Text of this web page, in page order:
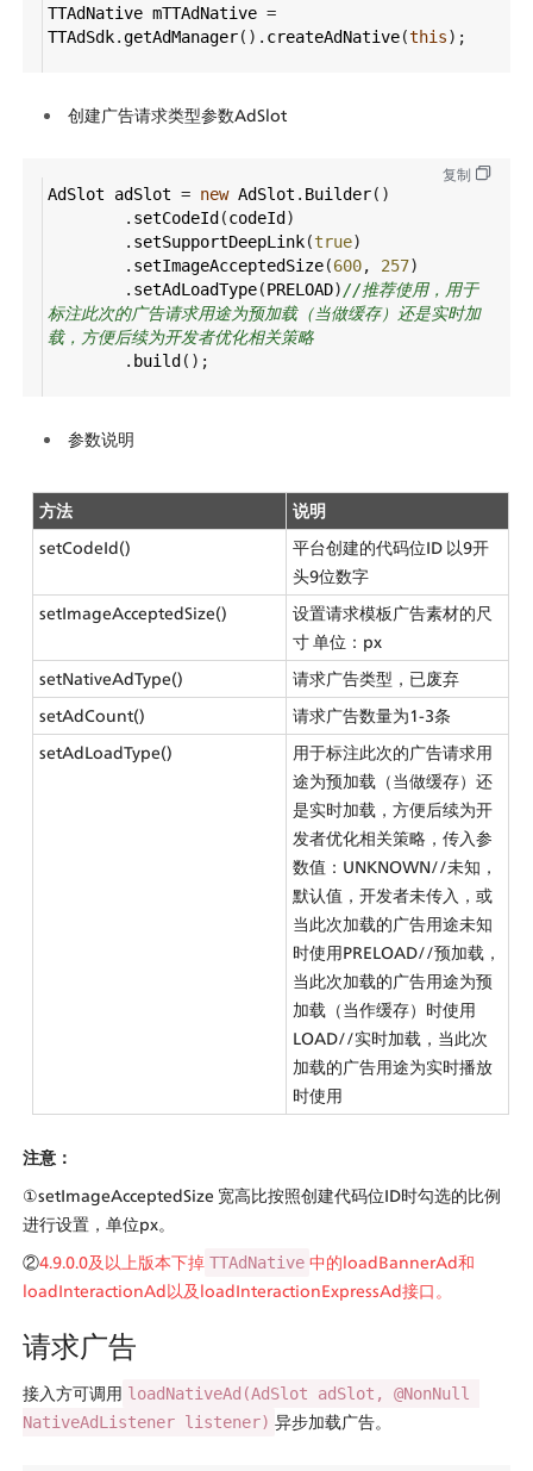
TTAdNative mTTAdNative =
TTAdSdk.getAdManager(). createAdNative(this);
创建广告请求类型参数AdSlot
复制
AdSlot adSlot = new AdSlot . Builder()
. setCodeId (codeId )
. setSupportDeepLink(true)
. setImageAcceptedSize(600, 257)
. setAdLoadType(PRELOAD)//推荐使用，用于
标注此次的广告请求用途为预加载（当做缓存）还是实时加
载，方便后续为开发者优化相关策略
. build ();
参数说明
方法
说明
setCodeId()
平台创建的代码位ID 以9开
头9位数字
setImageAcceptedSize()
设置请求模板广告素材的尺
寸 单位：px
setNativeAdType()
请求广告类型，已废弃
setAdCount()
请求广告数量为1-3条
setAdLoadType()
用于标注此次的广告请求用
途为预加载（当做缓存）还
是实时加载，方便后续为开
发者优化相关策略，传入参
数值：UNKNOWN//未知，
默认值，开发者未传入，或
当此次加载的广告用途未知
时使用PRELOAD//预加载，
当此次加载的广告用途为预
加载（当作缓存）时使用
LOAD//实时加载，当此次
加载的广告用途为实时播放
时使用
注意：
①setImageAcceptedSize 宽高比按照创建代码位ID时勾选的比例
进行设置，单位px。
②4.9.0.0及以上版本下掉 TTAdNative 中的loadBannerAd和
loadInteractionAd以及loadInteractionExpressAd接口。
请求广告
接入方可调用 loadNativeAd(AdSlot adSlot, @NonNull
NativeAdListener listener) 异步加载广告。